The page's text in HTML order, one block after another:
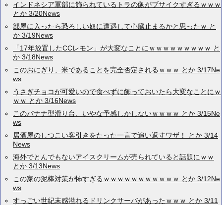
インドネシア軍部に飾られているトラの像がブサイクすぎるｗｗｗ
とか 3/20News
部屋に入ったら恐ろしい奴に遭遇して心臓止まるかと思ったｗ と
か 3/19News
「17年放置したCCレモン」が大変なことにｗｗｗｗｗｗｗｗｗ と
か 3/18News
このおにぎり、米であることを完全否定されるｗｗｗ とか 3/17Ne
ws
うさぎチョコが可愛いので食べずに飾っておいたら大変なことにｗ
ｗｗ とか 3/16News
このバナナ型滑り台、いやな予感しかしないｗｗｗｗ とか 3/15Ne
ws
居酒屋のしつこい客引きをたった一言で追い返すワザ！ とか 3/14
News
海外でとんでもないアイスクリームが売られていると話題にｗｗ
とか 3/13News
この家の泥棒対策が怖すぎるｗｗｗｗｗｗｗｗｗｗｗ とか 3/12Ne
ws
すっごい世紀末感溢れるドリンクサーバがあったｗｗｗ とか 3/11